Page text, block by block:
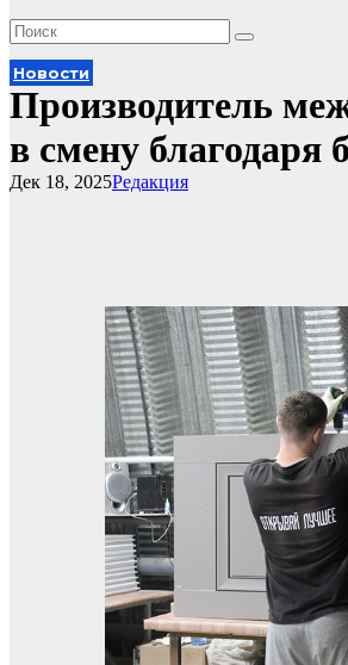
Новости
Производитель
в смену
Редакция
Дек 18, 2025